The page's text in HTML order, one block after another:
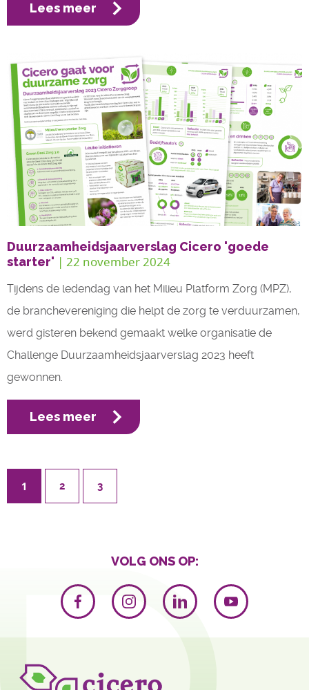
Lees meer
Duurzaamheidsjaarverslag Cicero 'goede
starter' | 22 november 2024
Tijdens de ledendag van het Milieu Platform Zorg (MPZ),
de branchevereniging die helpt de zorg te verduurzamen,
werd gisteren bekend gemaakt welke organisatie de
Challenge Duurzaamheidsjaarverslag 2023 heeft
gewonnen.
Lees meer
1 2 3
VOLG ONS OP: